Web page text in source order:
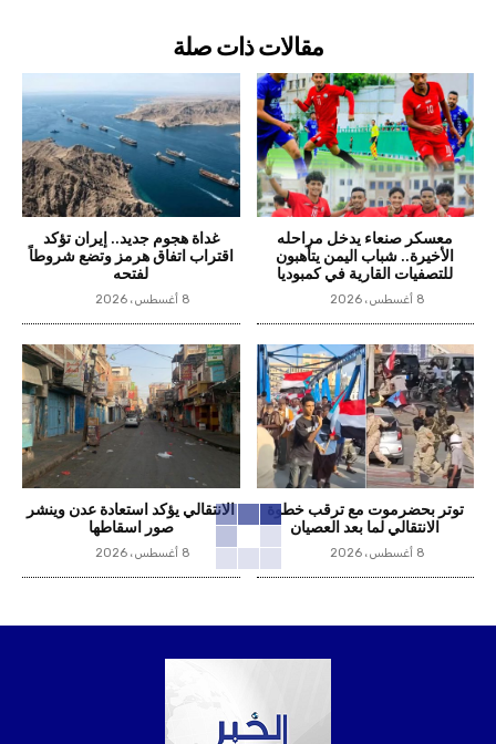
مقالات ذات صلة
معسكر صنعاء يدخل مراحله
الأخيرة.. شباب اليمن يتأهبون
للتصفيات القارية في كمبوديا
8 أغسطس، 2026
غداة هجوم جديد.. إيران تؤكد
اقتراب اتفاق هرمز وتضع شروطاً
لفتحه
8 أغسطس، 2026
توتر بحضرموت مع ترقب خطوة
الانتقالي لما بعد العصيان
8 أغسطس، 2026
الانتقالي يؤكد استعادة عدن وينشر
صور اسقاطها
8 أغسطس، 2026